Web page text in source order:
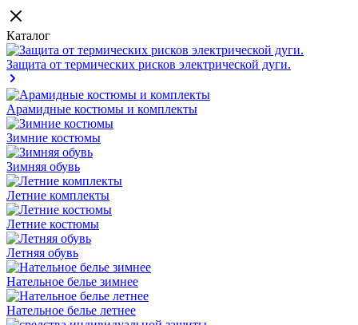
Каталог
Защита от термических рисков электрической дуги.
Арамидные костюмы и комплекты
Зимние костюмы
Зимняя обувь
Летние комплекты
Летние костюмы
Летняя обувь
Нательное белье зимнее
Нательное белье летнее